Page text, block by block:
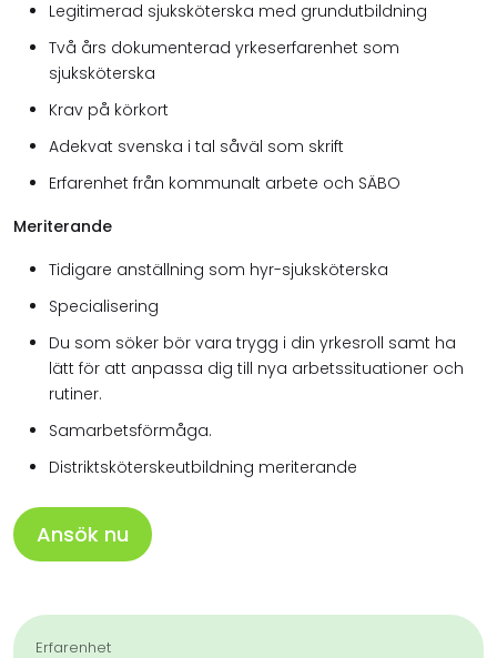
Legitimerad sjuksköterska med grundutbildning
Två års dokumenterad yrkeserfarenhet som
sjuksköterska
Krav på körkort
Adekvat svenska i tal såväl som skrift
Erfarenhet från kommunalt arbete och SÄBO
Meriterande
Tidigare anställning som hyr-sjuksköterska
Specialisering
Du som söker bör vara trygg i din yrkesroll samt ha
lätt för att anpassa dig till nya arbetssituationer och
rutiner.
Samarbetsförmåga.
Distriktsköterskeutbildning meriterande
Ansök nu
Erfarenhet